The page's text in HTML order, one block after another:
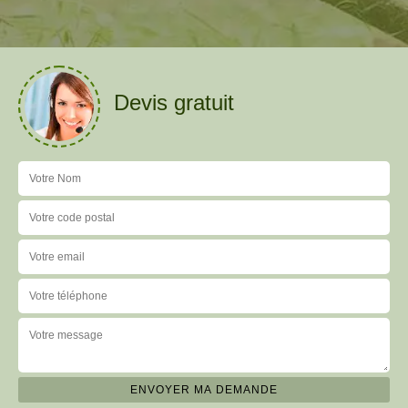
Devis gratuit